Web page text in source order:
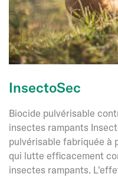
InsectoSec
Biocide pulvérisable
insectes rampants
pulvérisable fabriquée à
qui lutte efficacement
insectes rampants.